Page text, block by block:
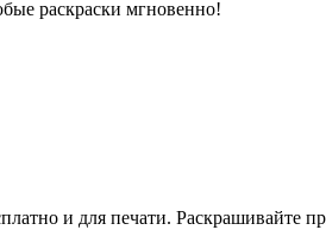
раскраски мгновенно!
и для печати. Раскрашивайте